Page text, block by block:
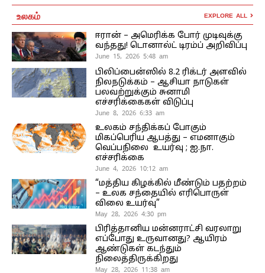
உலகம் EXPLORE ALL
ஈரான் – அமெரிக்க போர் முடிவுக்கு
வந்தது! டொனால்ட் டிரம்ப் அறிவிப்பு
June 15, 2026 5:48 am
பிலிப்பைன்ஸில் 8.2 ரிக்டர் அளவில்
நிலநடுக்கம் – ஆசியா நாடுகள்
பலவற்றுக்கும் சுனாமி
எச்சரிக்கைகள் விடுப்பு
June 8, 2026 6:33 am
உலகம் சந்திக்கப் போகும்
மிகப்பெரிய ஆபத்து – எமனாகும்
வெப்பநிலை உயர்வு ; ஐ.நா.
எச்சரிக்கை
June 4, 2026 10:12 am
“மத்திய கிழக்கில் மீண்டும் பதற்றம்
– உலக சந்தையில் எரிபொருள்
விலை உயர்வு”
May 28, 2026 4:30 pm
பிரித்தானிய மன்னராட்சி வரலாறு
எப்போது உருவானது? ஆயிரம்
ஆண்டுகள் கடந்தும்
நிலைத்திருக்கிறது
May 28, 2026 11:38 am